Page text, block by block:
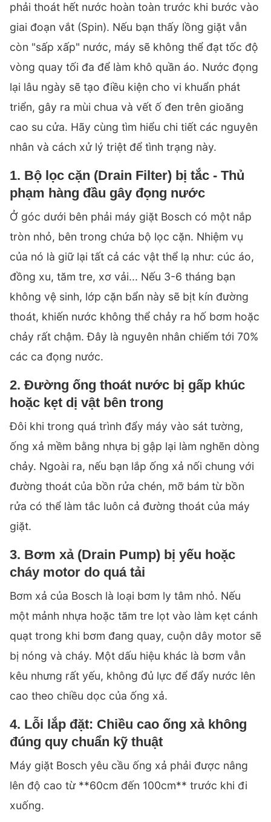
phải thoát hết nước hoàn toàn trước khi bước vào
giai đoạn vắt (Spin). Nếu bạn thấy lồng giặt vẫn
còn "sấp xấp" nước, máy sẽ không thể đạt tốc độ
vòng quay tối đa để làm khô quần áo. Nước đọng
lại lâu ngày sẽ tạo điều kiện cho vi khuẩn phát
triển, gây ra mùi chua và vết ố đen trên gioăng
cao su cửa. Hãy cùng tìm hiểu chi tiết các nguyên
nhân và cách xử lý triệt để tình trạng này.
1. Bộ lọc cặn (Drain Filter) bị tắc - Thủ
phạm hàng đầu gây đọng nước
Ở góc dưới bên phải máy giặt Bosch có một nắp
tròn nhỏ, bên trong chứa bộ lọc cặn. Nhiệm vụ
của nó là giữ lại tất cả các vật thể lạ như: cúc áo,
đồng xu, tăm tre, xơ vải... Nếu 3-6 tháng bạn
không vệ sinh, lớp cặn bẩn này sẽ bịt kín đường
thoát, khiến nước không thể chảy ra hố bơm hoặc
chảy rất chậm. Đây là nguyên nhân chiếm tới 70%
các ca đọng nước.
2. Đường ống thoát nước bị gấp khúc
hoặc kẹt dị vật bên trong
Đôi khi trong quá trình đẩy máy vào sát tường,
ống xả mềm bằng nhựa bị gập lại làm nghẽn dòng
chảy. Ngoài ra, nếu bạn lắp ống xả nối chung với
đường thoát của bồn rửa chén, mỡ bám từ bồn
rửa có thể làm tắc luôn cả đường thoát của máy
giặt.
3. Bơm xả (Drain Pump) bị yếu hoặc
cháy motor do quá tải
Bơm xả của Bosch là loại bơm ly tâm nhỏ. Nếu
một mảnh nhựa hoặc tăm tre lọt vào làm kẹt cánh
quạt trong khi bơm đang quay, cuộn dây motor sẽ
bị nóng và cháy. Một dấu hiệu khác là bơm vẫn
kêu nhưng rất yếu, không đủ lực để đẩy nước lên
cao theo chiều dọc của ống xả.
4. Lỗi lắp đặt: Chiều cao ống xả không
đúng quy chuẩn kỹ thuật
Máy giặt Bosch yêu cầu ống xả phải được nâng
lên độ cao từ **60cm đến 100cm** trước khi đi
xuống.